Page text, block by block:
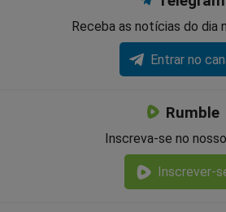
Receba as notícias do dia
Entrar no
Rumble
Inscreva-se no
Inscrever-